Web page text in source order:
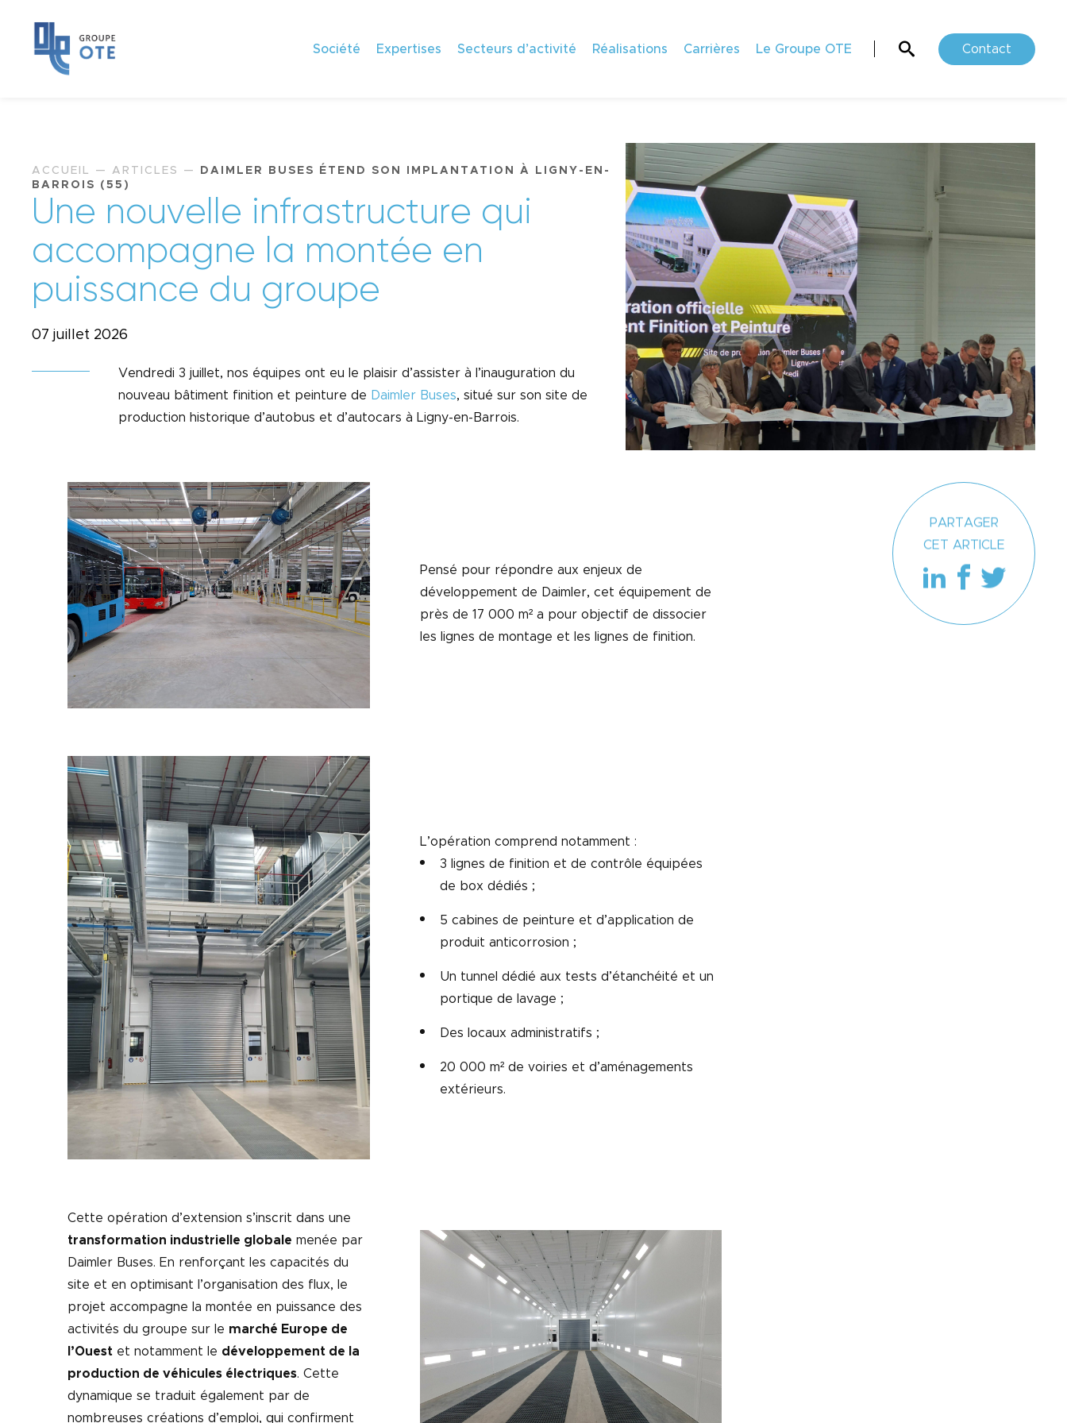
Société Expertises Secteurs d’activité Réalisations Carrières Le Groupe OTE Contact
ACCUEIL — ARTICLES —
DAIMLER BUSES ÉTEND SON IMPLANTATION À LIGNY-EN-
BARROIS (55)
Une nouve e infrastructure qui
accompagne a montée en
puissance du groupe
07 juillet 2026
Vendredi 3 juillet, nos équipes ont eu le plaisir d’assister à l’inauguration du
nouveau bâtiment finition et peinture de Daimler Buses, situé sur son site de
production historique d’autobus et d’autocars à Ligny-en-Barrois.
Pensé pour répondre aux enjeux de
développement de Daimler, cet équipement de
près de 17 000 m² a pour objectif de dissocier
les lignes de montage et les lignes de finition.
L’opération comprend notamment :
3 lignes de finition et de contrôle équipées
de box dédiés ;
5 cabines de peinture et d’application de
produit anticorrosion ;
Un tunnel dédié aux tests d’étanchéité et un
portique de lavage ;
Des locaux administratifs ;
20 000 m² de voiries et d’aménagements
extérieurs.
Cette opération d’extension s’inscrit dans une
transformation industrielle globale menée par
Daimler Buses. En renforçant les capacités du
site et en optimisant l’organisation des flux, le
projet accompagne la montée en puissance des
activités du groupe sur le marché Europe de
l’Ouestet notamment le développement de la
production de véhicules électriques. Cette
dynamique se traduit également par de
nombreuses créations d’emploi, qui confirment
PARTAGER
CET ARTICLE